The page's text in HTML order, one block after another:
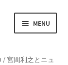
MENU
/ 宮間利之とニュ